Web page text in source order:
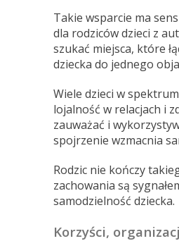
Takie wsparcie ma
dla rodziców dzieci z
szukać miejsca, które
dziecka do jednego
Wiele dzieci w
lojalność w relacjach i
zauważać i
spojrzenie wzmacnia
Rodzic nie kończy
zachowania są
samodzielność dziecka.
Korzyści,